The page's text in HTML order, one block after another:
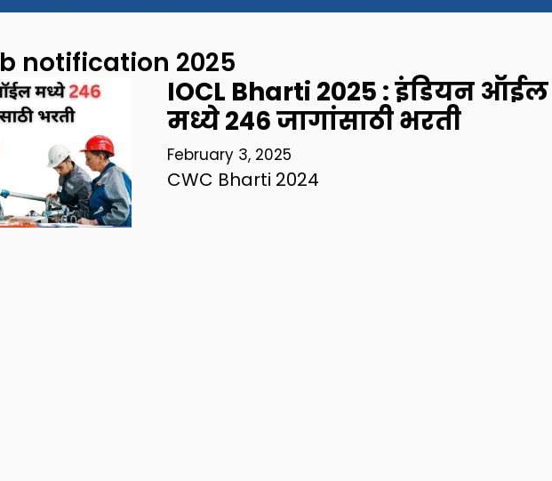
notification 2025
IOCL Bharti 2025 : इंडियन ऑईल
मध्ये 246 जागांसाठी भरती
February 3, 2025
CWC Bharti 2024